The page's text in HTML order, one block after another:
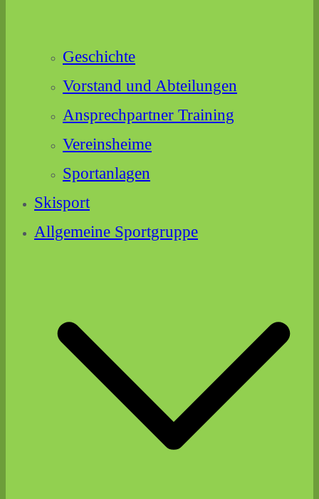
Geschichte
Vorstand und Abteilungen
Ansprechpartner Training
Vereinsheime
Sportanlagen
Skisport
Allgemeine Sportgruppe